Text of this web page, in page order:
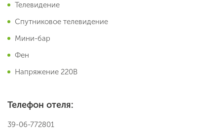
Телевидение
Спутниковое телевидение
Мини-бар
Фен
Напряжение 220В
Телефон отеля:
39-06-772801